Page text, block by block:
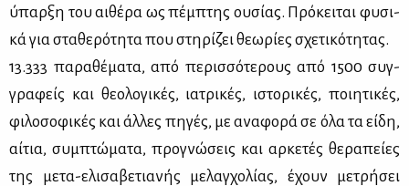
ύπαρ­ξη του αι­θέ­ρα ως πέμ­πτης ου­σί­ας. Πρό­κει­ται φυ­σι­
κά για στα­θε­ρό­τη­τα που στη­ρί­ζει θε­ω­ρί­ες σχε­τι­κό­τη­τας.
13.333 πα­ρα­θέ­μα­τα, από πε­ρισ­σό­τε­ρους από 1500 συγ­
γρα­φείς και θε­ο­λο­γι­κές, ια­τρι­κές, ιστο­ρι­κές, ποι­η­τι­κές,
φι­λο­σο­φι­κές και άλ­λες πη­γές, με ανα­φο­ρά σε όλα τα εί­δη,
αί­τια, συμ­πτώ­μα­τα, προ­γνώ­σεις και αρ­κε­τές θε­ρα­πεί­ες
της με­τα-ελι­σα­βε­τια­νής με­λαγ­χο­λί­ας, έχουν με­τρή­σει